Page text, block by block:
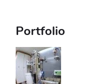
Portfolio